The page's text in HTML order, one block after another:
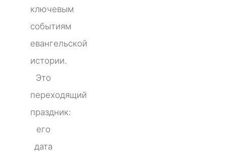
ключевым
событиям
евангельской
истории.
Это
переходящий
праздник:
его
дата